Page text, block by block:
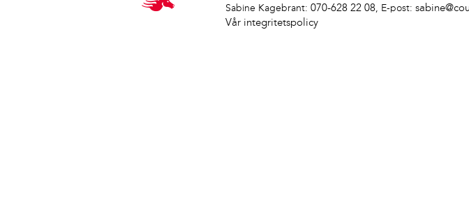
Sabine Kagebrant:070-628 22 08, E-post:
Vår integritetspolicy